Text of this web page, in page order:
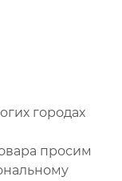
городах
просим